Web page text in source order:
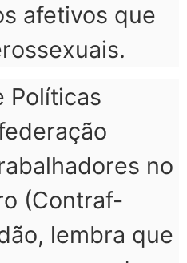
afetivos que
Políticas
no
(Contraf-
lembra que